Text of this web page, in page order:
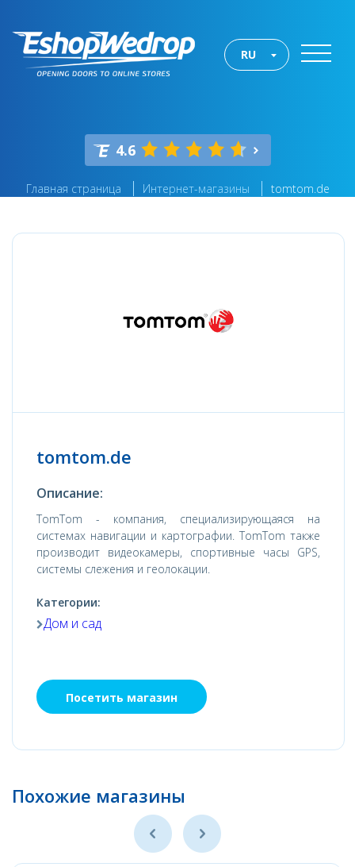
RU
4.6
Главная страница Интернет-магазины tomtom.de
tomtom.de
Описание:
TomTom - компания, специализирующаяся на
системах навигации и картографии. TomTom также
производит видеокамеры, спортивные часы GPS,
системы слежения и геолокации.
Категории:
Дом и сад
Посетить магазин
Похожие магазины